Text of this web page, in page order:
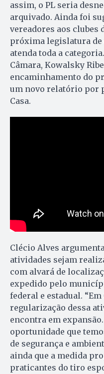
assim, o PL seria
arquivado. Ainda foi
vereadores aos clubes
próxima legislatura de
atenda toda a
Câmara, Kowalsky
encaminhamento do
um novo relatório por
Casa.
Clécio Alves
atividades sejam
com alvará de
expedido pelo
federal e estadual.
regularização dessa
encontra em
oportunidade que
de segurança e
ainda que a medida
praticantes do tiro